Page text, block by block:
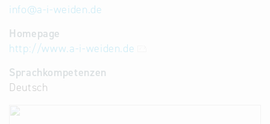
info@a-i-weiden.de
Homepage
http://www.a-i-weiden.de
Sprachkompetenzen
Deutsch